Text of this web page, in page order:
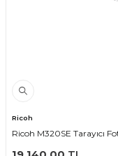
Ricoh
Ricoh M320SE Tarayıcı